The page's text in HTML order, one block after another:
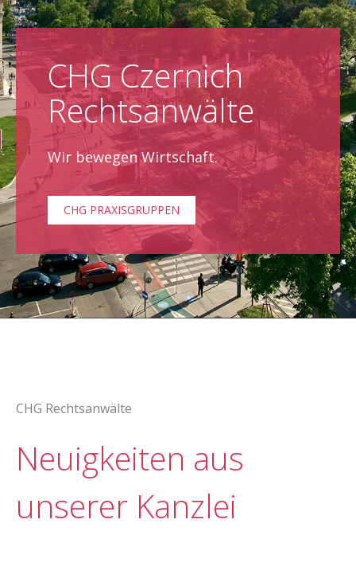
CHG Czernich
Rechtsanwälte
Wir bewegen Wirtschaft.
CHG PRAXISGRUPPEN
CHG Rechtsanwälte
Neuigkeiten aus
unserer Kanzlei